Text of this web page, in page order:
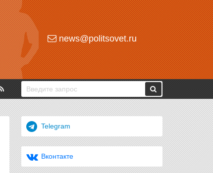
news@politsovet.ru
Telegram
Вконтакте